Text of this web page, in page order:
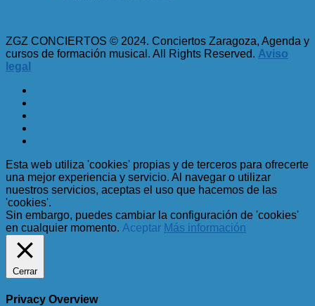
ZGZ CONCIERTOS © 2024. Conciertos Zaragoza, Agenda y
cursos de formación musical. All Rights Reserved. Aviso
legal
Esta web utiliza 'cookies' propias y de terceros para ofrecerte
una mejor experiencia y servicio. Al navegar o utilizar
nuestros servicios, aceptas el uso que hacemos de las
'cookies'.
Sin embargo, puedes cambiar la configuración de 'cookies'
en cualquier momento. Aceptar Más información
Cerrar
Privacy Overview